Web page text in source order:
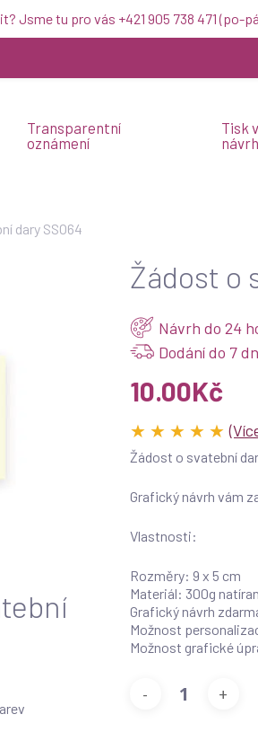
Jsme tu pro vás +421 905 738 471 (po-
Transparentní
oznámení
Tisk
dary SSO64
Žádost o
Návrh do 24
Dodání do 7
10.00Kč
★ ★ ★ ★ ★
Žádost o svatební
Grafický návrh vám
Vlastnosti:
Rozměry: 9 x 5 cm
Materiál: 300g
Grafický návrh
Možnost
Možnost grafické